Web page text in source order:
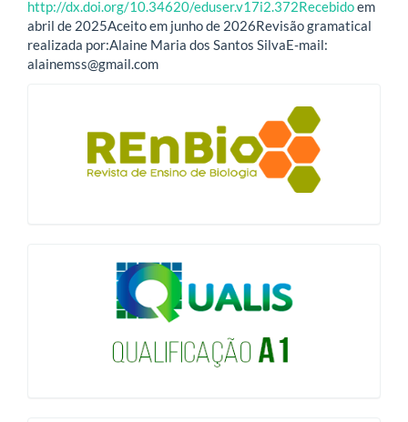
http://dx.doi.org/10.34620/eduser.v17i2.372Recebidoem
abril de 2025Aceito em junho de 2026Revisão gramatical
realizada por:Alaine Maria dos Santos SilvaE-mail:
alainemss@gmail.com